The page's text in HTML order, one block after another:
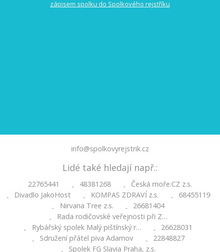
info@spolkovyrejstrik.cz
Lidé také hledají např.:
22765441 - 48381268 -
Česká moře.CZ z.s.
-
Divadlo JakoHost - KOMPAS ZDRAVÍ z.s. -
68455119
-
Nirvana Tree z.s. -
26681404
-
Rada rodičovské veřejnosti při Z…
-
Rybářský spolek Malý pištínský r… -
26628031
-
Sdružení přátel piva Adamov -
22848827
Spolek FG Slavia Praha, z.s.